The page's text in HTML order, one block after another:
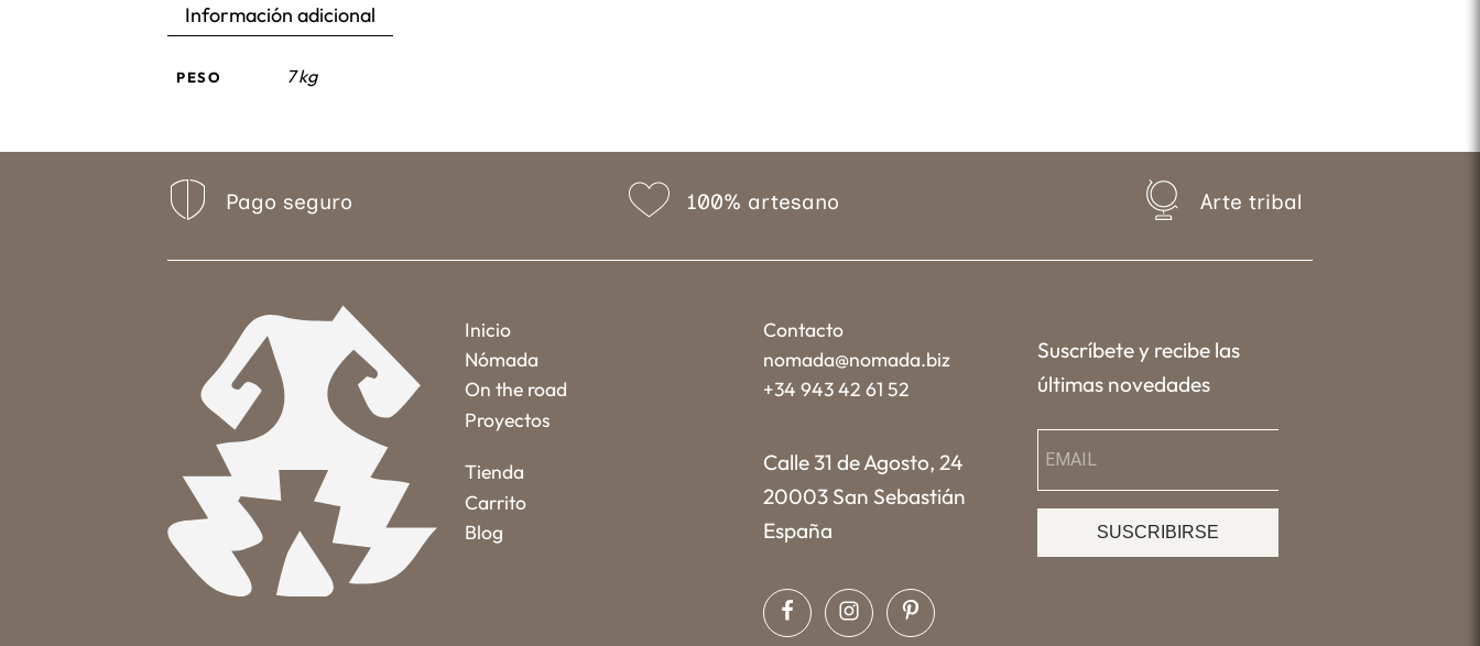
Información adicional
PESO 7 kg
Pago seguro 100% artesano Arte tribal
Inicio
Nómada
On the road
Proyectos
Tienda
Carrito
Blog
Contacto
nomada@nomada.biz
+34 943 42 61 52
Calle 31 de Agosto, 24
20003 San Sebastián
España
Suscríbete y recibe las
últimas novedades
SUSCRIBIRSE